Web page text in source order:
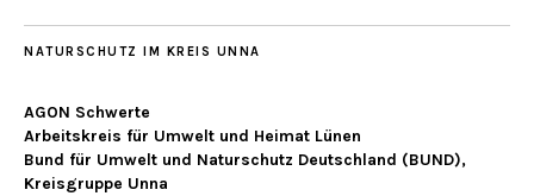
NATURSCHUTZ IM KREIS UNNA
AGON Schwerte
Arbeitskreis für Umwelt und Heimat Lünen
Bund für Umwelt und Naturschutz Deutschland (BUND),
Kreisgruppe Unna